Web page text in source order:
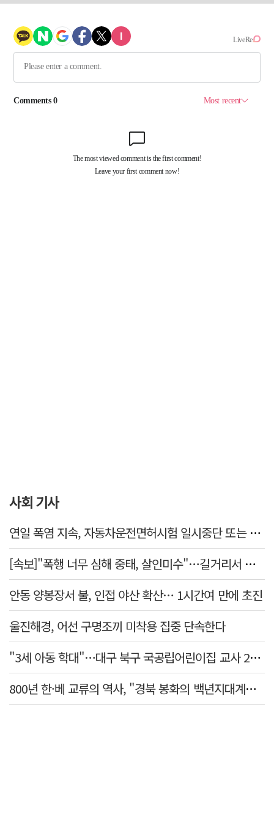
사회 기사
연일 폭염 지속, 자동차운전면허시험 일시중단 또는 축소 운영
[속보]"폭행 너무 심해 중태, 살인미수"…길거리서 지인 수십회 때린 50대 '긴급체포'
안동 양봉장서 불, 인접 야산 확산… 1시간여 만에 초진
울진해경, 어선 구명조끼 미착용 집중 단속한다
"3세 아동 학대"…대구 북구 국공립어린이집 교사 2명 검찰 송치
800년 한·베 교류의 역사, "경북 봉화의 백년지대계로 피어난다"